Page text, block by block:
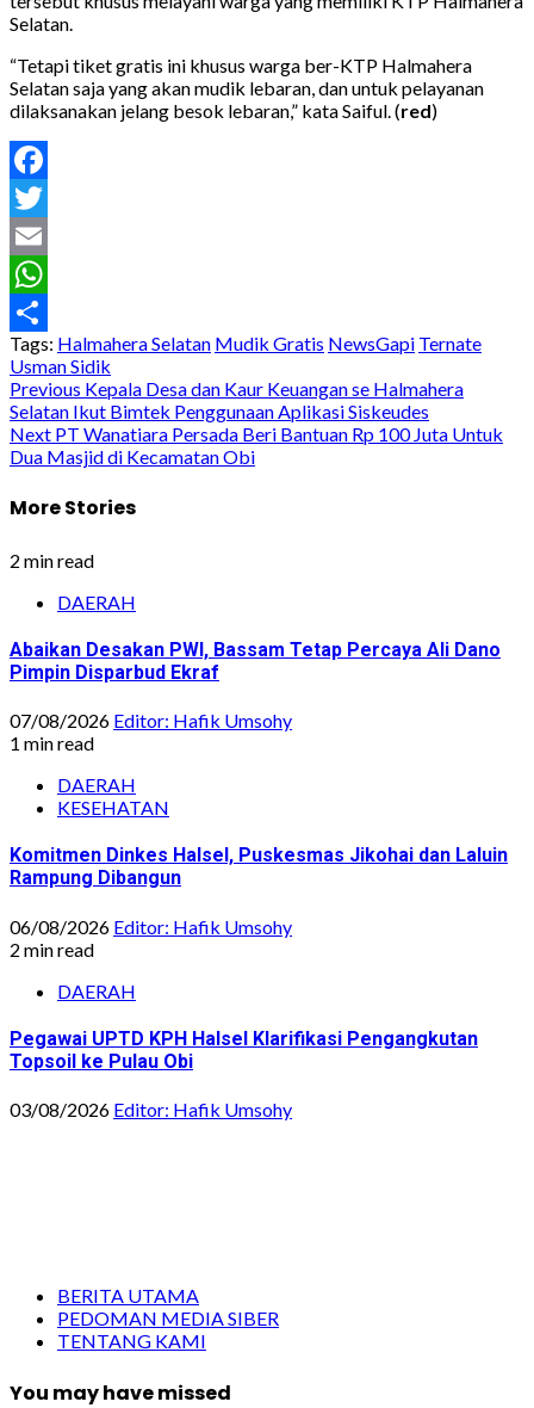
Selatan.
“Tetapi tiket gratis ini khusus warga ber-KTP Halmahera
Selatan saja yang akan mudik lebaran, dan untuk pelayanan
dilaksanakan jelang besok lebaran,” kata Saiful. (red)
Facebook
Twitter
Email
WhatsApp
Share
Tags: Halmahera Selatan Mudik Gratis NewsGapi Ternate
Usman Sidik
Post
navigation
Previous Kepala Desa dan Kaur Keuangan se Halmahera
Selatan Ikut Bimtek Penggunaan Aplikasi Siskeudes
Next PT Wanatiara Persada Beri Bantuan Rp 100 Juta Untuk
Dua Masjid di Kecamatan Obi
More Stories
2 min read
DAERAH
Abaikan Desakan PWI, Bassam Tetap Percaya Ali Dano
Pimpin Disparbud Ekraf
07/08/2026 Editor: Hafik Umsohy
1 min read
DAERAH
KESEHATAN
Komitmen Dinkes Halsel, Puskesmas Jikohai dan Laluin
Rampung Dibangun
06/08/2026 Editor: Hafik Umsohy
2 min read
DAERAH
Pegawai UPTD KPH Halsel Klarifikasi Pengangkutan
Topsoil ke Pulau Obi
03/08/2026 Editor: Hafik Umsohy
BERITA UTAMA
PEDOMAN MEDIA SIBER
TENTANG KAMI
You may have missed